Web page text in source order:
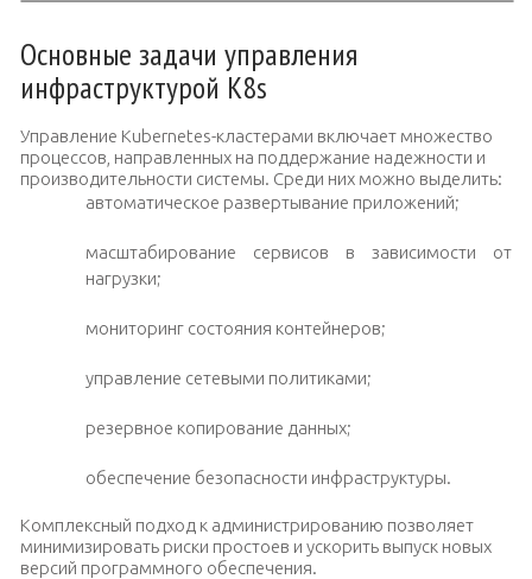
Основные задачи управления
инфраструктурой K8s
Управление Kubernetes-кластерами включает множество
процессов, направленных на поддержание надежности и
производительности системы. Среди них можно выделить:
автоматическое развертывание приложений;
масштабирование сервисов в зависимости от
нагрузки;
мониторинг состояния контейнеров;
управление сетевыми политиками;
резервное копирование данных;
обеспечение безопасности инфраструктуры.
Комплексный подход к администрированию позволяет
минимизировать риски простоев и ускорить выпуск новых
версий программного обеспечения.